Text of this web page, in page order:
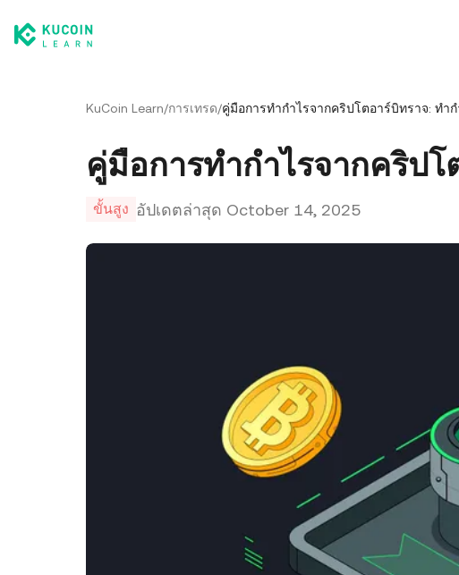
KuCoin Learn/การเทรด/คู่มือการทำกำไรจากคริปโตอาร์บิทราจ: ทำ
คู่มือการทำกำไรจากคริปโ
ขั้นสูง อัปเดตล่าสุด October 14, 2025